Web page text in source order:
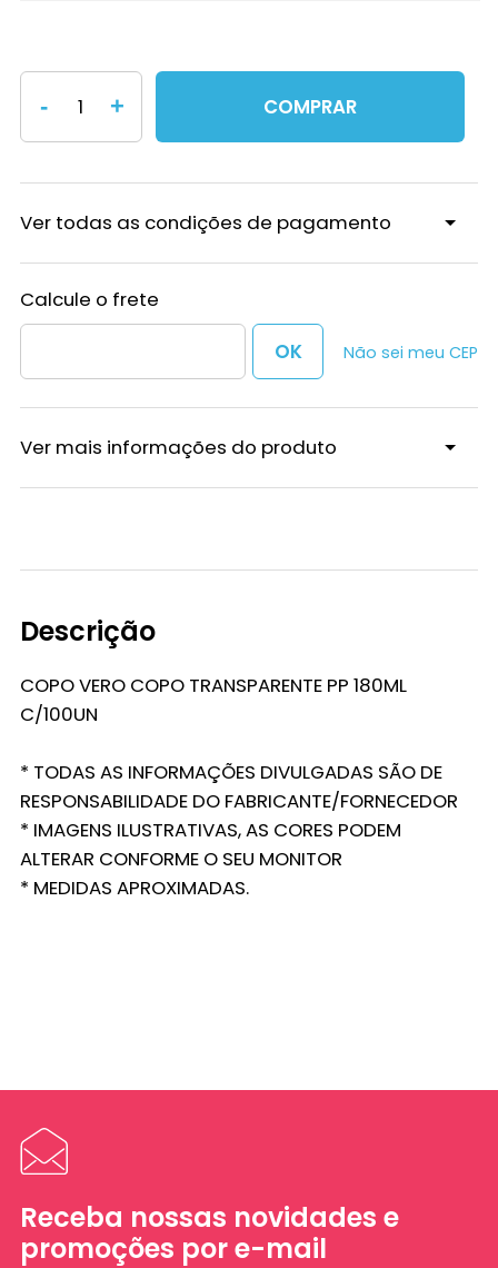
- + COMPRAR
Ver todas as condições de pagamento
Não sei meu CEP
Ver mais informações do produto
Descrição
COPO VERO COPO TRANSPARENTE PP 180ML
C/100UN
* TODAS AS INFORMAÇÕES DIVULGADAS SÃO DE
RESPONSABILIDADE DO FABRICANTE/FORNECEDOR
* IMAGENS ILUSTRATIVAS, AS CORES PODEM
ALTERAR CONFORME O SEU MONITOR
* MEDIDAS APROXIMADAS.
Receba nossas novidades e
promoções por e-mail